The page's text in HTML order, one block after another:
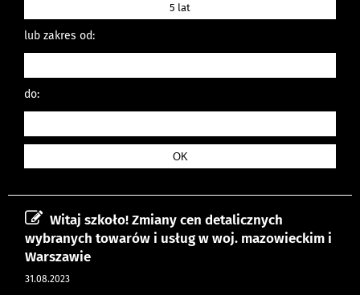
5 lat
lub zakres od:
do:
Witaj szkoło! Zmiany cen detalicznych
wybranych towarów i usług w woj. mazowieckim i
Warszawie
31.08.2023